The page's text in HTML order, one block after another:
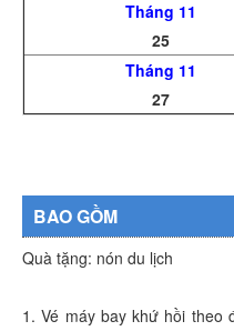
Tháng 11
25
Tháng 11
27
BAO GỒM
Quà tặng: nón du lịch
1. Vé máy bay khứ hồi theo